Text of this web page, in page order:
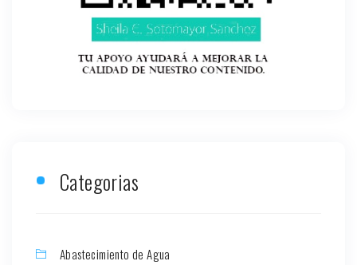
Categorias
Abastecimiento de Agua